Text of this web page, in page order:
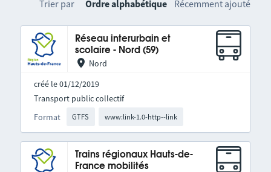
Trier par Ordre alphabétique Récemment ajouté
Réseau interurbain et
scolaire - Nord (59)
Nord
créé le 01/12/2019
Format GTFS www:link-1.0-http--link
Transport public collectif
Trains régionaux Hauts-de-
France mobilités